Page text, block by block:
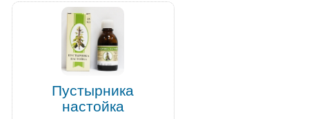
Пустырника
настойка